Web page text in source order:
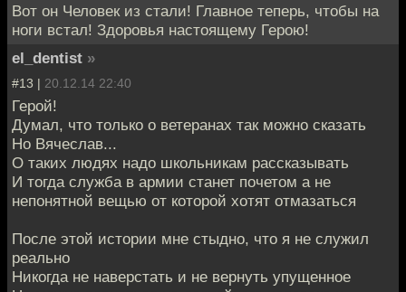
Вот он Человек из стали! Главное теперь, чтобы на
ноги встал! Здоровья настоящему Герою!
el_dentist »
#13 | 20.12.14 22:40
Герой!
Думал, что только о ветеранах так можно сказать
Но Вячеслав...
О таких людях надо школьникам рассказывать
И тогда служба в армии станет почетом а не
непонятной вещью от которой хотят отмазаться
После этой истории мне стыдно, что я не служил
реально
Никогда не наверстать и не вернуть упущенное